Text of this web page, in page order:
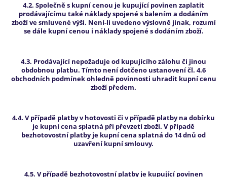
4.2. Společně s kupní cenou je kupující povinen zaplatit
prodávajícímu také náklady spojené s balením a dodáním
zboží ve smluvené výši. Není-li uvedeno výslovně jinak, rozumí
se dále kupní cenou i náklady spojené s dodáním zboží.
4.3. Prodávající nepožaduje od kupujícího zálohu či jinou
obdobnou platbu. Tímto není dotčeno ustanovení čl. 4.6
obchodních podmínek ohledně povinnosti uhradit kupní cenu
zboží předem.
4.4. V případě platby v hotovosti či v případě platby na dobírku
je kupní cena splatná při převzetí zboží. V případě
bezhotovostní platby je kupní cena splatná do 14 dnů od
uzavření kupní smlouvy.
4.5. V případě bezhotovostní platby je kupující povinen